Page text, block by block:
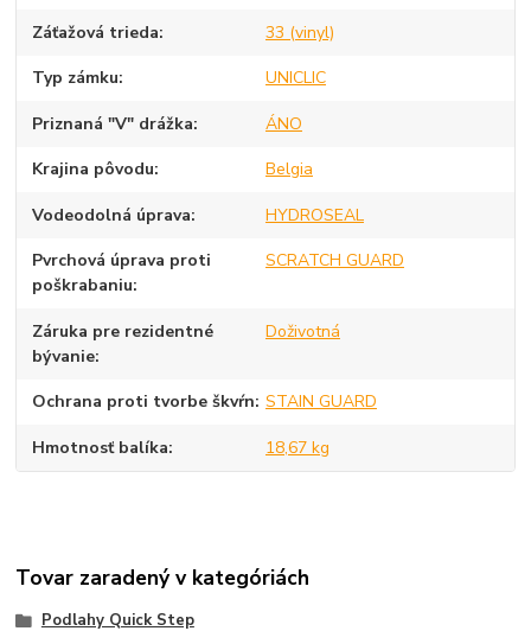
Záťažová trieda 33 (vinyl)
Typ zámku UNICLIC
Priznaná "V" drážka ÁNO
Krajina pôvodu Belgia
Vodeodolná úprava HYDROSEAL
Pvrchová úprava proti
poškrabaniu
SCRATCH GUARD
Záruka pre rezidentné
bývanie
Doživotná
Ochrana proti tvorbe škvŕn STAIN GUARD
Hmotnosť balíka 18,67 kg
Tovar zaradený v kategóriách
Podlahy Quick Step